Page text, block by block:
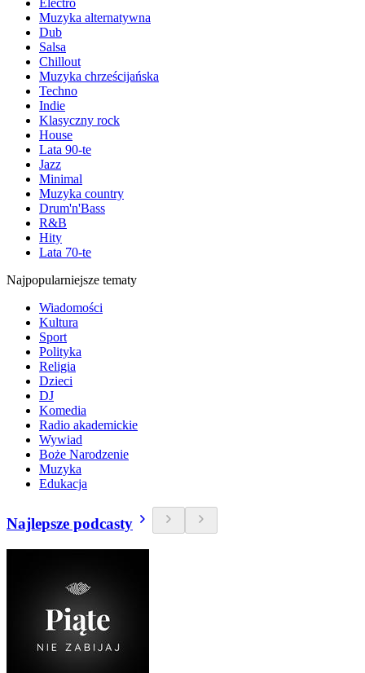
Electro
Muzyka alternatywna
Dub
Salsa
Chillout
Muzyka chrześcijańska
Techno
Indie
Klasyczny rock
House
Lata 90-te
Jazz
Minimal
Muzyka country
Drum'n'Bass
R&B
Hity
Lata 70-te
Najpopularniejsze tematy
Wiadomości
Kultura
Sport
Polityka
Religia
Dzieci
DJ
Komedia
Radio akademickie
Wywiad
Boże Narodzenie
Muzyka
Edukacja
Najlepsze podcasty